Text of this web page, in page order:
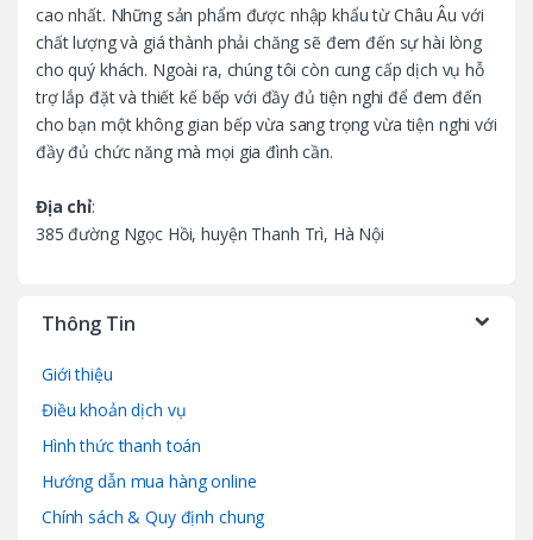
cao nhất. Những sản phẩm được nhập khẩu từ Châu Âu với
chất lượng và giá thành phải chăng sẽ đem đến sự hài lòng
cho quý khách. Ngoài ra, chúng tôi còn cung cấp dịch vụ hỗ
trợ lắp đặt và thiết kế bếp với đầy đủ tiện nghi để đem đến
cho bạn một không gian bếp vừa sang trọng vừa tiện nghi với
đầy đủ chức năng mà mọi gia đình cần.
Địa chỉ:
385 đường Ngọc Hồi, huyện Thanh Trì, Hà Nội
Thông Tin
Giới thiệu
Điều khoản dịch vụ
Hình thức thanh toán
Hướng dẫn mua hàng online
Chính sách & Quy định chung